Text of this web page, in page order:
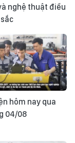
nghệ thuật điều
hôm nay qua
04/08